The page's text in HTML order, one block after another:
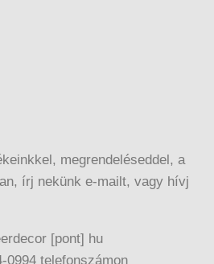
megrendeléseddel, a
írj nekünk e-mailt, vagy hívj
[pont] hu
0994 telefonszámon